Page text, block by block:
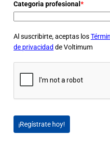
Categoria profesional *
Al suscribirte, aceptas los
de privacidad de Voltimum
¡Regístrate hoy!